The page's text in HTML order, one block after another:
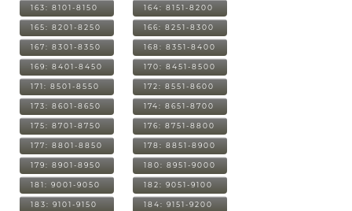
163: 8101-8150 164: 8151-8200
165: 8201-8250 166: 8251-8300
167: 8301-8350 168: 8351-8400
169: 8401-8450 170: 8451-8500
171: 8501-8550 172: 8551-8600
173: 8601-8650 174: 8651-8700
175: 8701-8750 176: 8751-8800
177: 8801-8850 178: 8851-8900
179: 8901-8950 180: 8951-9000
181: 9001-9050 182: 9051-9100
183: 9101-9150 184: 9151-9200